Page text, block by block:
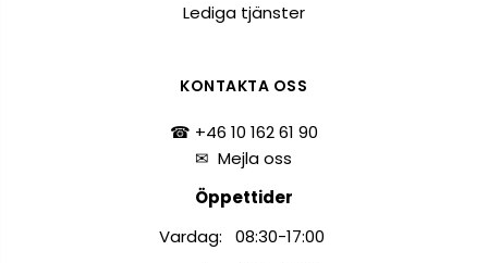
Lediga tjänster
KONTAKTA OSS
☎ +46 10 162 61 90
✉Mejla oss
Öppettider
Vardag: 08:30-17:00